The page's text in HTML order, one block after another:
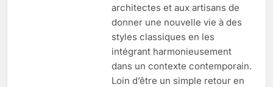
Liste complète des marques
rezoactif.com à connaître en 2025
4 Mois Ago
architectes et aux artisans de
donner une nouvelle vie à des
styles classiques en les
intégrant harmonieusement
dans un contexte contemporain.
Loin d’être un simple retour en